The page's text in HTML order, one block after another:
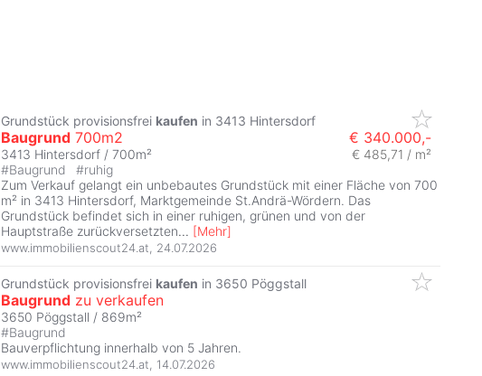
Grundstück provisionsfrei kaufen in 3413 Hintersdorf
Baugrund 700m2 € 340.000,-
3413 Hintersdorf / 700m²
€ 485,71 / m²
#Baugrund #ruhig
Zum Verkauf gelangt ein unbebautes Grundstück mit einer Fläche von 700
m² in 3413 Hintersdorf, Marktgemeinde St.Andrä-Wördern. Das
Grundstück befindet sich in einer ruhigen, grünen und von der
Hauptstraße zurückversetzten... [Mehr]
www.immobilienscout24.at 24.07.2026
Grundstück provisionsfrei kaufen in 3650 Pöggstall
Baugrund zu verkaufen
3650 Pöggstall / 869m²
#Baugrund
Bauverpflichtung innerhalb von 5 Jahren.
www.immobilienscout24.at 14.07.2026